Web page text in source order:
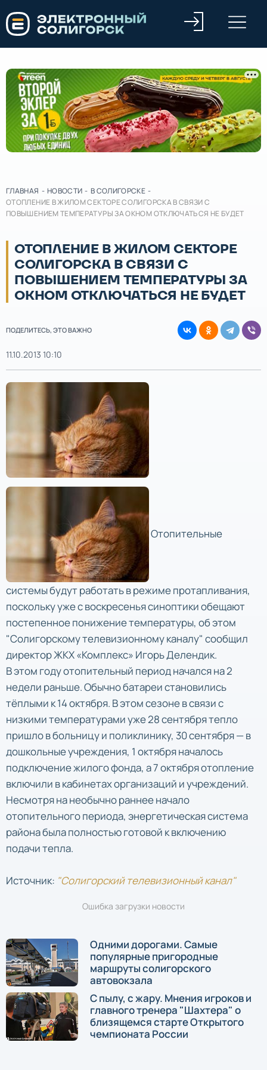
ГЛАВНАЯ - НОВОСТИ - В СОЛИГОРСКЕ -
ОТОПЛЕНИЕ В ЖИЛОМ СЕКТОРЕ СОЛИГОРСКА В СВЯЗИ С
ПОВЫШЕНИЕМ ТЕМПЕРАТУРЫ ЗА ОКНОМ ОТКЛЮЧАТЬСЯ НЕ БУДЕТ
ОТОПЛЕНИЕ В ЖИЛОМ СЕКТОРЕ
СОЛИГОРСКА В СВЯЗИ С
ПОВЫШЕНИЕМ ТЕМПЕРАТУРЫ ЗА
ОКНОМ ОТКЛЮЧАТЬСЯ НЕ БУДЕТ
ПОДЕЛИТЕСЬ, ЭТО ВАЖНО
11.10.2013 10:10
Отопительные
системы будут работать в режиме протапливания,
поскольку уже с воскресенья синоптики обещают
постепенное понижение температуры, об этом
"Солигорскому телевизионному каналу" сообщил
директор ЖКХ «Комплекс» Игорь Делендик.
В этом году отопительный период начался на 2
недели раньше. Обычно батареи становились
тёплыми к 14 октября. В этом сезоне в связи с
низкими температурами уже 28 сентября тепло
пришло в больницу и поликлинику, 30 сентября — в
дошкольные учреждения, 1 октября началось
подключение жилого фонда, а 7 октября отопление
включили в кабинетах организаций и учреждений.
Несмотря на необычно раннее начало
отопительного периода, энергетическая система
района была полностью готовой к включению
подачи тепла.
Источник: "Солигорский телевизионный канал"
Ошибка загрузки новости
Одними дорогами. Самые
популярные пригородные
маршруты солигорского
автовокзала
С пылу, с жару. Мнения игроков и
главного тренера "Шахтера" о
близящемся старте Открытого
чемпионата России